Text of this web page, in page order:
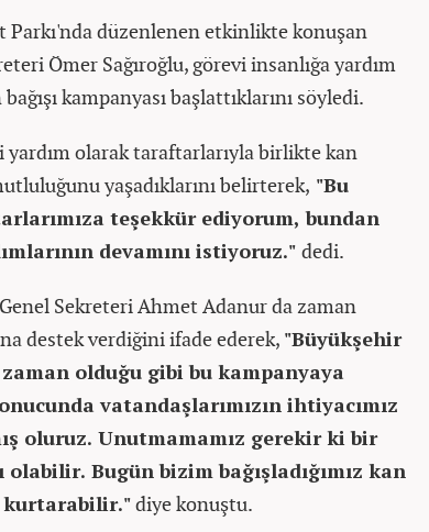
düzenlenen etkinlikte konuşan
Ömer Sağıroğlu, görevi insanlığa yardım
kampanyası başlattıklarını söyledi.
yardım olarak taraftarlarıyla birlikte kan
yaşadıklarını belirterek, "Bu
teşekkür ediyorum, bundan
devamını istiyoruz." dedi.
Sekreteri Ahmet Adanur da zaman
destek verdiğini ifade ederek, "Büyükşehir
olduğu gibi bu kampanyaya
vatandaşlarımızın ihtiyacımız
oluruz. Unutmamamız gerekir ki bir
Bugün bizim bağışladığımız kan
kurtarabilir."diye konuştu.